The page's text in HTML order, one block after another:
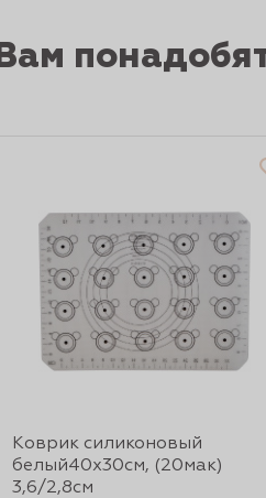
Вам
Коврик силиконовый
белый40х30см, (20мак)
3,6/2,8см